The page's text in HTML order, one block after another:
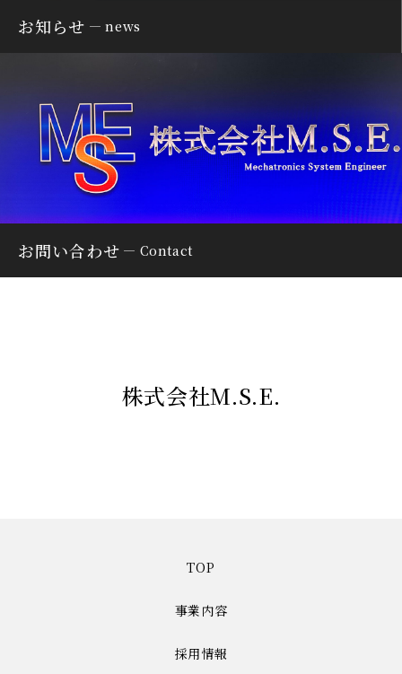
お知らせ news
お問い合わせ Contact
株式会社M.S.E.
TOP
事業内容
採用情報